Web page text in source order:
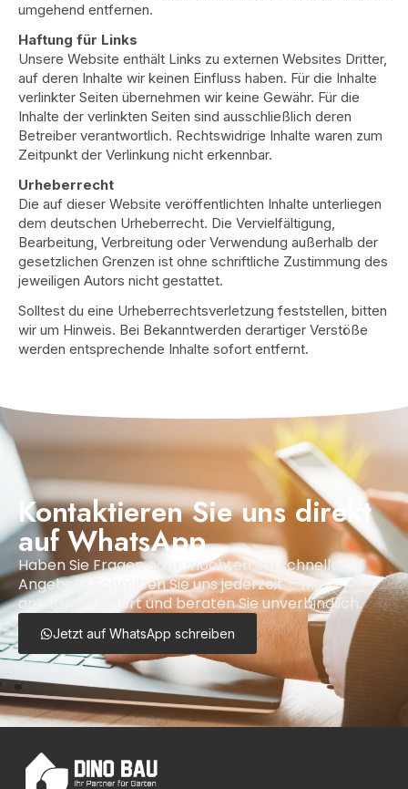
umgehend entfernen.
Haftung für Links
Unsere Website enthält Links zu externen Websites Dritter,
auf deren Inhalte wir keinen Einfluss haben. Für die Inhalte
verlinkter Seiten übernehmen wir keine Gewähr. Für die
Inhalte der verlinkten Seiten sind ausschließlich deren
Betreiber verantwortlich. Rechtswidrige Inhalte waren zum
Zeitpunkt der Verlinkung nicht erkennbar.
Urheberrecht
Die auf dieser Website veröffentlichten Inhalte unterliegen
dem deutschen Urheberrecht. Die Vervielfältigung,
Bearbeitung, Verbreitung oder Verwendung außerhalb der
gesetzlichen Grenzen ist ohne schriftliche Zustimmung des
jeweiligen Autors nicht gestattet.
Solltest du eine Urheberrechtsverletzung feststellen, bitten
wir um Hinweis. Bei Bekanntwerden derartiger Verstöße
werden entsprechende Inhalte sofort entfernt.
Kontaktieren Sie uns direkt
auf WhatsApp
Haben Sie Fragen oder möchten ein schnelles
Angebot? Schreiben Sie uns jederzeit – wir
antworten sofort und beraten Sie unverbindlich.
Jetzt auf WhatsApp schreiben